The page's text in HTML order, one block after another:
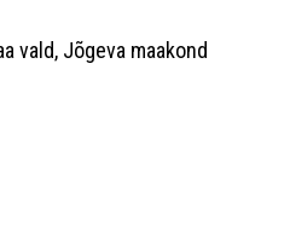
vald, Jõgeva maakond